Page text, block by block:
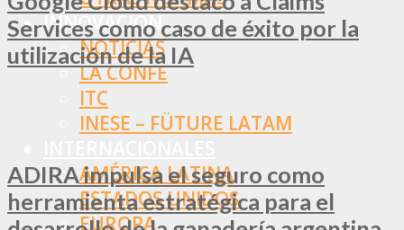
INNOVACIÓN
NOTICIAS
LA CONFE
ITC
INESE – FÜTURE LATAM
AMÉRICA LATINA
ESTADOS UNIDOS
EUROPA
Services como caso de éxito por la
utilización de la IA
ADIRA impulsa el seguro como
herramienta estratégica para el